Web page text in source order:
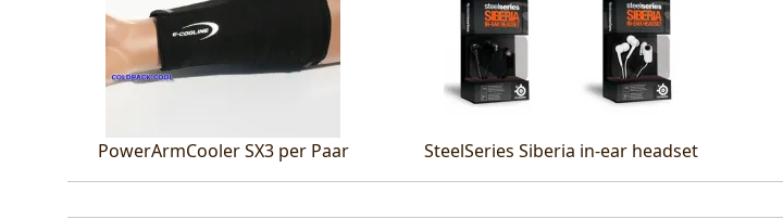
PowerArmCooler SX3 per Paar SteelSeries Siberia in-ear headset